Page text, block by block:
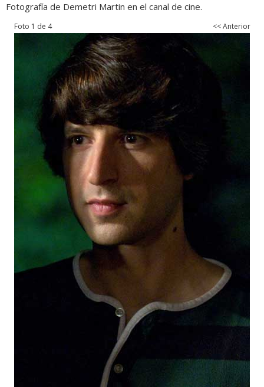
Fotografía de Demetri Martin en el canal de cine.
Foto 1 de 4 << Anterior